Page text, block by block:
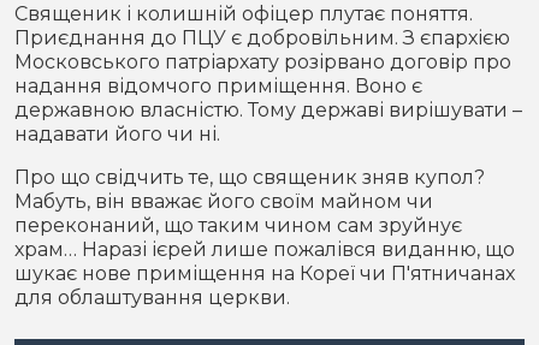
Священик і колишній офіцер плутає поняття.
Приєднання до ПЦУ є добровільним. З єпархією
Московського патріархату розірвано договір про
надання відомчого приміщення. Воно є
державною власністю. Тому державі вирішувати –
надавати його чи ні.
Про що свідчить те, що священик зняв купол?
Мабуть, він вважає його своїм майном чи
переконаний, що таким чином сам зруйнує
храм… Наразі ієрей лише пожалівся виданню, що
шукає нове приміщення на Кореї чи П'ятничанах
для облаштування церкви.